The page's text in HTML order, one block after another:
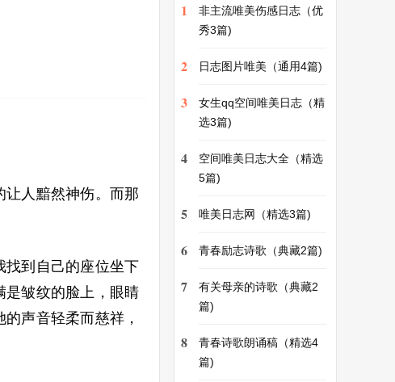
让人黯然神伤。而那
找到自己的座位坐下
是皱纹的脸上，眼睛
声音轻柔而慈祥，
1
非主流唯美伤感日志（优
秀3篇)
2 日志图片唯美（通用4篇)
3
女生qq空间唯美日志（精
选3篇)
4
空间唯美日志大全（精选
5篇)
5 唯美日志网（精选3篇)
6 青春励志诗歌（典藏2篇)
7
有关母亲的诗歌（典藏2
篇)
8
青春诗歌朗诵稿（精选4
篇)